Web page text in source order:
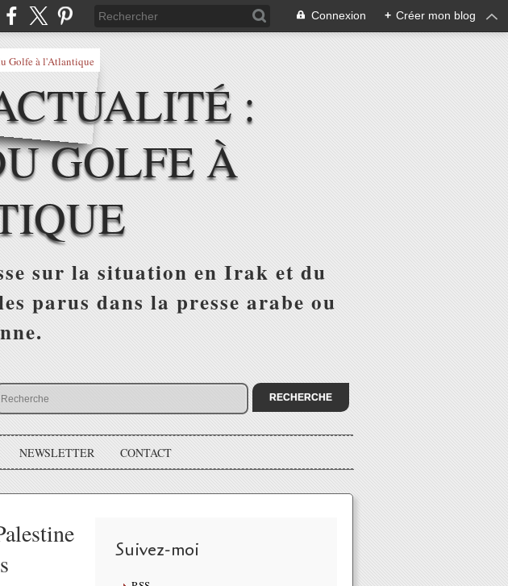
Connexion + Créer mon blog
:
GOLFE À
sur la situation en Irak et du
parus dans la presse arabe ou
NEWSLETTER CONTACT
Suivez-moi